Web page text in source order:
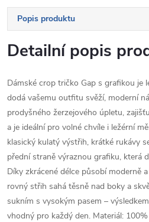
Popis produktu
Detailní popis
Dámské crop tričko Gap s grafikou je
dodá vašemu outfitu svěží, moderní
prodyšného žerzejového úpletu,
a je ideální pro volné chvíle i ležérní
klasický kulatý výstřih, krátké rukávy
přední straně výraznou grafiku, která
Díky zkrácené délce působí moderně
rovný střih sahá těsně nad boky a
sukním s vysokým pasem –
vhodný pro každý den. Materiál: 100%